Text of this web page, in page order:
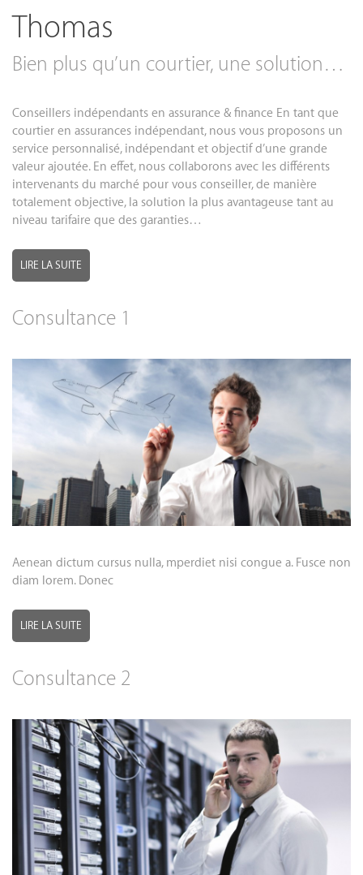
Thomas
Bien plus qu’un courtier, une solution…
Conseillers indépendants en assurance & finance En tant que
courtier en assurances indépendant, nous vous proposons un
service personnalisé, indépendant et objectif d’une grande
valeur ajoutée. En effet, nous collaborons avec les différents
intervenants du marché pour vous conseiller, de manière
totalement objective, la solution la plus avantageuse tant au
niveau tarifaire que des garanties…
LIRE LA SUITE
Consultance 1
Aenean dictum cursus nulla, mperdiet nisi congue a. Fusce non
diam lorem. Donec
LIRE LA SUITE
Consultance 2